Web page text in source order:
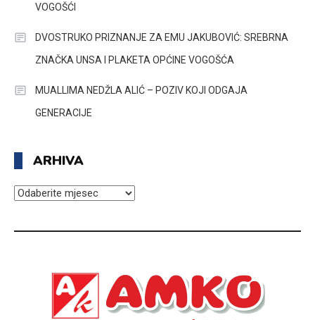
VOGOŠĆI
DVOSTRUKO PRIZNANJE ZA EMU JAKUBOVIĆ: SREBRNA
ZNAČKA UNSA I PLAKETA OPĆINE VOGOŠĆA
MUALLIMA NEDŽLA ALIĆ – POZIV KOJI ODGAJA
GENERACIJE
ARHIVA
ARHIVA